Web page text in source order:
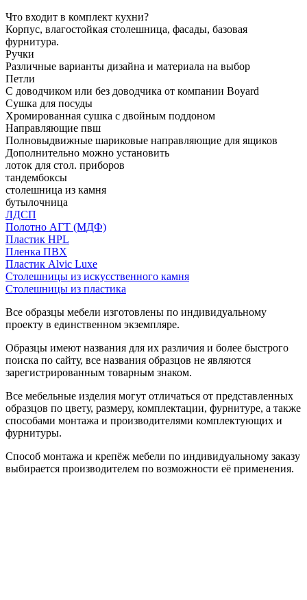
Что входит в комплект кухни?
Корпус, влагостойкая столешница, фасады, базовая
фурнитура.
Ручки
Различные варианты дизайна и материала на выбор
Петли
С доводчиком или без доводчика от компании Boyard
Сушка для посуды
Хромированная сушка с двойным поддоном
Направляющие пвш
Полновыдвижные шариковые направляющие для ящиков
Дополнительно можно установить
лоток для стол. приборов
тандембоксы
столешница из камня
бутылочница
ЛДСП
Полотно АГТ (МДФ)
Пластик HPL
Пленка ПВХ
Пластик Alvic Luxe
Столешницы из искусственного камня
Столешницы из пластика
Все образцы мебели изготовлены по индивидуальному
проекту в единственном экземпляре.
Образцы имеют названия для их различия и более быстрого
поиска по сайту, все названия образцов не являются
зарегистрированным товарным знаком.
Все мебельные изделия могут отличаться от представленных
образцов по цвету, размеру, комплектации, фурнитуре, а также
способами монтажа и производителями комплектующих и
фурнитуры.
Способ монтажа и крепёж мебели по индивидуальному заказу
выбирается производителем по возможности её применения.